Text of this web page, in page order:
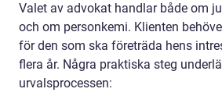
Valet av advokat handlar både om
och om personkemi. Klienten
för den som ska företräda hens
flera år. Några praktiska steg
urvalsprocessen: